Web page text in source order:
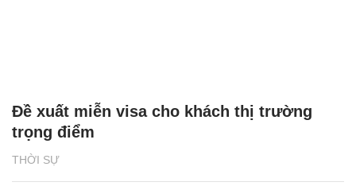
THỜI SỰ
Đề xuất miễn visa cho khách thị trường
trọng điểm